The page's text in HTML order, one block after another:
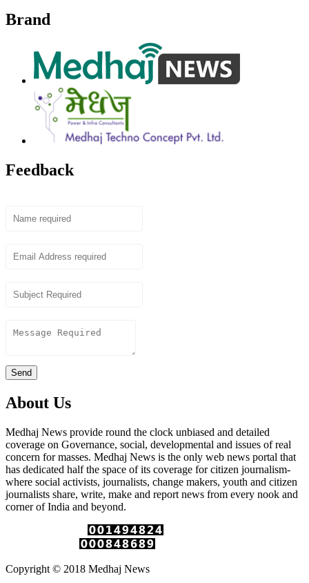
Brand
Feedback
Send
About Us
Medhaj News provide round the clock unbiased and detailed
coverage on Governance, social, developmental and issues of real
concern for masses. Medhaj News is the only web news portal that
has dedicated half the space of its coverage for citizen journalism-
where social activists, journalists, change makers, youth and citizen
journalists share, write, make and report news from every nook and
corner of India and beyond.
Copyright © 2018 Medhaj News